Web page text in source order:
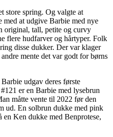
store spring. Og valgte at
med at udgive Barbie med nye
original, tall, petite og curvy
flere hudfarver og hårtyper. Folk
disse dukker. Der var klager
mente det var godt for børns
udgav deres første
er en Barbie med lysebrun
måtte vente til 2022 før den
ud. En solbrun dukke med pink
Ken dukke med Benprotese,